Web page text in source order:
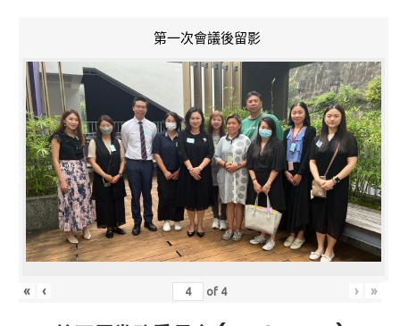
第一次會議後留影
« ‹ of 4 › »